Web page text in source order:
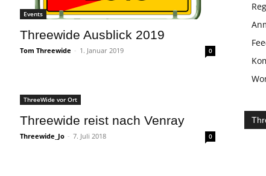
Events
Threewide Ausblick 2019
Tom Threewide - 1. Januar 2019 0
ThreeWide vor Ort
Threewide reist nach Venray
Threewide_Jo - 7. Juli 2018 0